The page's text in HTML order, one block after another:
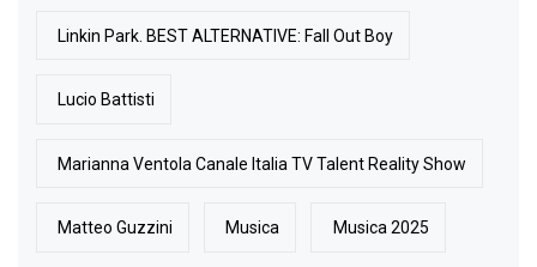
Linkin Park. BEST ALTERNATIVE: Fall Out Boy
Lucio Battisti
Marianna Ventola Canale Italia TV Talent Reality Show
Matteo Guzzini Musica Musica 2025